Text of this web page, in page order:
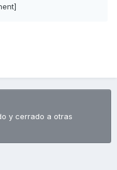
y cerrado a otras